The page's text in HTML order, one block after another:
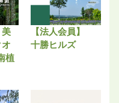
美
植
【法人会員】
十勝ヒルズ